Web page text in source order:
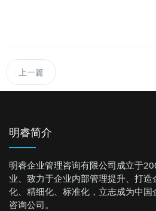
上一篇
明睿简介
明睿企业管理咨询有限公司成立于
业、致力于企业内部管理提升、打
化、精细化、标准化，立志成为中
咨询公司。